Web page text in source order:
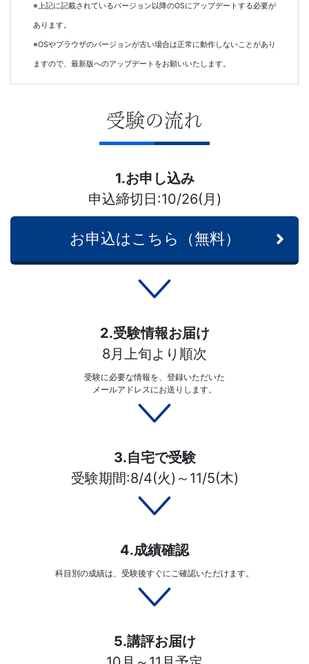
※上記に記載されているバージョン以降のOSにアップデートする必要が
あります。
※OSやブラウザのバージョンが古い場合は正常に動作しないことがあり
ますので、最新版へのアップデートをお願いいたします。
受験の流れ
1.お申し込み
申込締切日:10/26(月)
お申込はこちら（無料）
2.受験情報お届け
8月上旬より順次
受験に必要な情報を、登録いただいた
メールアドレスにお送りします。
3.自宅で受験
受験期間:8/4(火)～11/5(木)
4.成績確認
科目別の成績は、受験後すぐにご確認いただけます。
5.講評お届け